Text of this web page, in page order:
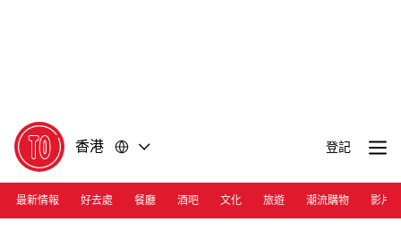
香港 登記
最新情報 好去處 餐廳 酒吧 文化 旅遊 潮流購物 影片
Photograph: Courtesy Windsor House